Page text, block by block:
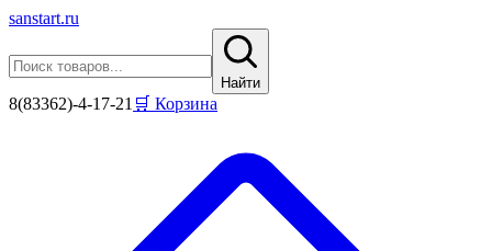
sanstart.ru
Найти
8(83362)-4-17-21 🛒 Корзина